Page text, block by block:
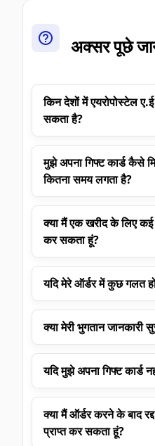
अक्सर पूछे
किन देशों में एयरोपोस्टेल
सकता है?
मुझे अपना गिफ्ट कार्ड कैसे
कितना समय लगता है?
क्या मैं एक खरीद के लिए कई
कर सकता हूं?
यदि मेरे ऑर्डर में कुछ गलत हो
क्या मेरी भुगतान जानकारी
यदि मुझे अपना गिफ्ट कार्ड
क्या मैं ऑर्डर करने के बाद
प्राप्त कर सकता हूं?